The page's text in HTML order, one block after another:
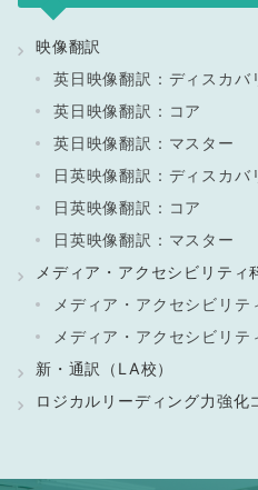
映像翻訳
英日映像翻訳：ディスカバ
英日映像翻訳：コア
英日映像翻訳：マスター
日英映像翻訳：ディスカバ
日英映像翻訳：コア
日英映像翻訳：マスター
メディア・アクセシビリティ
メディア・アクセシビリ
メディア・アクセシビリ
新・通訳（LA校）
ロジカルリーディング力強化